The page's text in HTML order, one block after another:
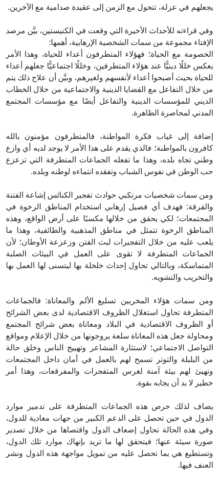
يجعلهم في عزلة، تتحول مع الزمن إلى عقيدة صدامية مع الآخرين.
وفي قراءته للأحداث الأخيرة التي وقعت في الكنيستين، بيَّن مرصد
الإفتاء مجموعة من سمات الشخصية الإرهابية، أهمها:
الخصومة مع الحياة؛ فهؤلاء المتطرفون أعداء للحياة، وهذا الأمر
يعكس خللًا دينيًّا عند هؤلاء المتطرفين، وخللًا اجتماعيًّا جعلهم أعداء
للحياة بحيث أصبحوا أعداء لأنفسهم ولغيرهم، وبيَّن أن علاج ذلك يتم
من خلال التفاعل مع القضايا الدينية والاجتماعية من خلال الخطاب
الديني للمؤسسات الدينية والتفاعل أيضًا مع مؤسسات المجتمع
المدني لمحاصرة الظاهرة.
إضافة إلى غياب فكرة المواطنة، فالمتطرفون مؤمنون بالله
كافرون بالمواطنة؛ فالذي يقدم على هذا الأمر لا يوجد لديه أي وازع
وطني تجاه بلده، وهذا ما تفعله الجماعات المتطرفة التي تزعزع
حب الوطن في نفوس الشباب وتفقده انتماءه لوطنه وبلده.
ومن سمات شخصيات مرتكبي حوادث تفجير الكنائس إشاعة الفتنة
والفرقة: فهدف أي فصيل إرهابي استخدام المناطق الرخوة في
المجتمعات؛ لكي يحقق من خلالها مكسبًا على أرض الواقع، وهذه
المناطق الرخوة تتمثل في مناطق المذهبية والطائفية، وهذا ما
يلعب عليه من خلال التفجيرات لبث الفتن وزعزعة الأوطان؛ لأن
الجماعات المتطرفة لا تقوى على العمل في البيئات الصلبة
المتماسكة، وبالتالي تحاول إحداث خلخلة بها ليتسنى لها العمل بها
والتخريب والتشويه.
ومن سمات هؤلاء المخربين تسليع الألم والمعاناة: فالجماعات
المتطرفة تحاول استغلال الظروف الاقتصادية لدى بعض الشرائح
أو الظروف الاقتصادية في البلاد ومعاناة بعض شرائح المجتمع
ومحاولة جعل هذه المعاناة سلعة يروجونها من خلال الإعلام ومواقع
التواصل الاجتماعي؛ لاستثارة المشاعر وتهييج الناس وخلق حالة
من البلبلة والتوتر تسمح لهم بالعمل في أمان داخل المجتمعات
وتهيئ لهم بيئة آمنة لغرس المتفجرات والمفرقعات، وهذا أمر
خطير لا بد أن يجابه بقوة.
يضاف لذلك حرص هذه الجماعات المتطرفة على تدمير موارد
الدول في حين تحصل على الدعم الكبير من جهات معادية للدول،
وفي هذه الحالة تحاول إضعاف الدول واقتصاها من خلال تصدير
صورة سيئة عنها؛ فيتحقق لها ما تريد بإنهاك موارد تلك الدول،
وتستطيع هي بما تحصل عليه من تمويل مواجهة هذه الدول ونشر
العنف فيها.